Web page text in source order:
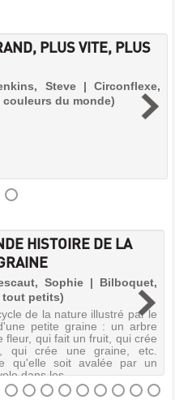
PLUS VITE, PLUS
Steve | Circonflexe,
couleurs du monde)
HISTOIRE DE LA
Sophie | Bilboquet,
tout petits)
de la nature illustré par le
petite graine : un arbre
fleur, qui fait un fruit, qui crée
qui crée une graine, etc.
qu'elle soit avalée par un
dans les ...